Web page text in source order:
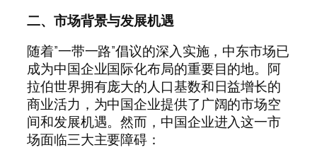
二、市场背景与发展机遇
随着”一带一路”倡议的深入实施，中东市场已
成为中国企业国际化布局的重要目的地。阿
拉伯世界拥有庞大的人口基数和日益增长的
商业活力，为中国企业提供了广阔的市场空
间和发展机遇。然而，中国企业进入这一市
场面临三大主要障碍：